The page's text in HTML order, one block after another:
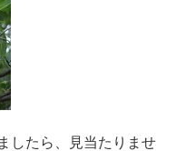
したら、見当たりませ